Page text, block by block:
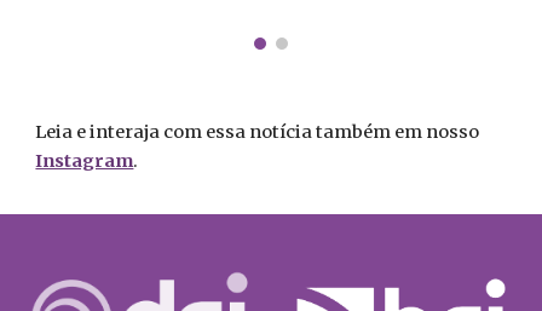
Leia e interaja com essa notícia também em nosso
Instagram.